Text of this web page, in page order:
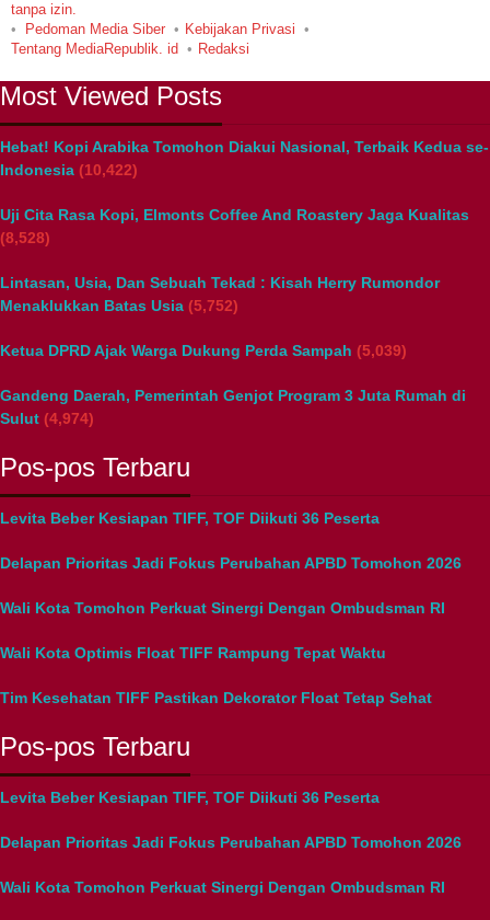
tanpa izin.
Pedoman Media Siber
Kebijakan Privasi
Tentang MediaRepublik. id
Redaksi
Most Viewed Posts
Hebat! Kopi Arabika Tomohon Diakui Nasional, Terbaik Kedua se-
Indonesia (10,422)
Uji Cita Rasa Kopi, Elmonts Coffee And Roastery Jaga Kualitas
(8,528)
Lintasan, Usia, Dan Sebuah Tekad : Kisah Herry Rumondor
Menaklukkan Batas Usia (5,752)
Ketua DPRD Ajak Warga Dukung Perda Sampah (5,039)
Gandeng Daerah, Pemerintah Genjot Program 3 Juta Rumah di
Sulut (4,974)
Pos-pos Terbaru
Levita Beber Kesiapan TIFF, TOF Diikuti 36 Peserta
Delapan Prioritas Jadi Fokus Perubahan APBD Tomohon 2026
Wali Kota Tomohon Perkuat Sinergi Dengan Ombudsman RI
Wali Kota Optimis Float TIFF Rampung Tepat Waktu
Tim Kesehatan TIFF Pastikan Dekorator Float Tetap Sehat
Pos-pos Terbaru
Levita Beber Kesiapan TIFF, TOF Diikuti 36 Peserta
Delapan Prioritas Jadi Fokus Perubahan APBD Tomohon 2026
Wali Kota Tomohon Perkuat Sinergi Dengan Ombudsman RI